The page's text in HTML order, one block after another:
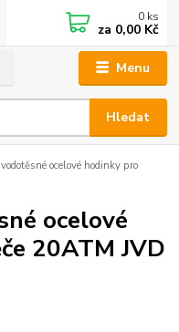
Menu
Hledat
0 ks
za 0,00 Kč
ocelové hodinky pro
ocelové
20ATM JVD